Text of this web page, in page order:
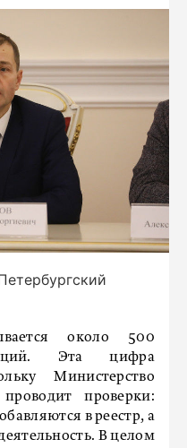
около 500
Эта цифра
Министерство
проверки:
в реестр, а
В целом